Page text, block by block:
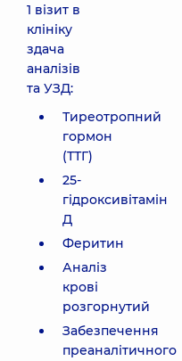
1 візит в
клініку
здача
аналізів
та УЗД:
Тиреотропний
гормон
(ТТГ)
25-
гідроксивітамін
Д
Феритин
Аналіз
крові
розгорнутий
Забезпечення
преаналітичного